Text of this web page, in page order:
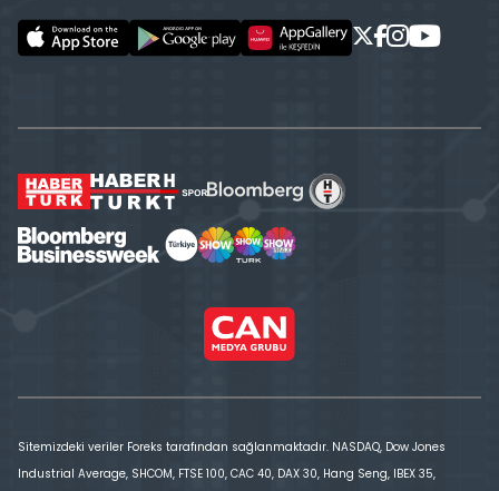
Sitemizdeki veriler Foreks tarafından sağlanmaktadır. NASDAQ, Dow Jones
Industrial Average, SHCOM, FTSE 100, CAC 40, DAX 30, Hang Seng, IBEX 35,